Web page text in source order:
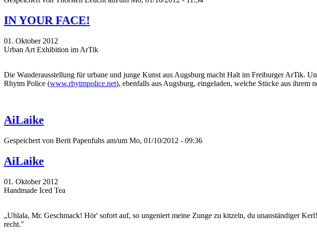
IN YOUR FACE!
01. Oktober 2012
Urban Art Exhibition im ArTik
Die Wanderausstellung für urbane und junge Kunst aus Augsburg macht Halt im Freiburger ArTik.
Rhytm Police (www.rhytmpolice.net), ebenfalls aus Augsburg, eingeladen, welche Stücke aus ihrem
AiLaike
Gespeichert von Berit Papenfuhs am/um Mo, 01/10/2012 - 09:36
AiLaike
01. Oktober 2012
Handmade Iced Tea
„Uhlala, Mr. Geschmack! Hör' sofort auf, so ungeniert meine Zunge zu kitzeln, du unanständiger
recht."